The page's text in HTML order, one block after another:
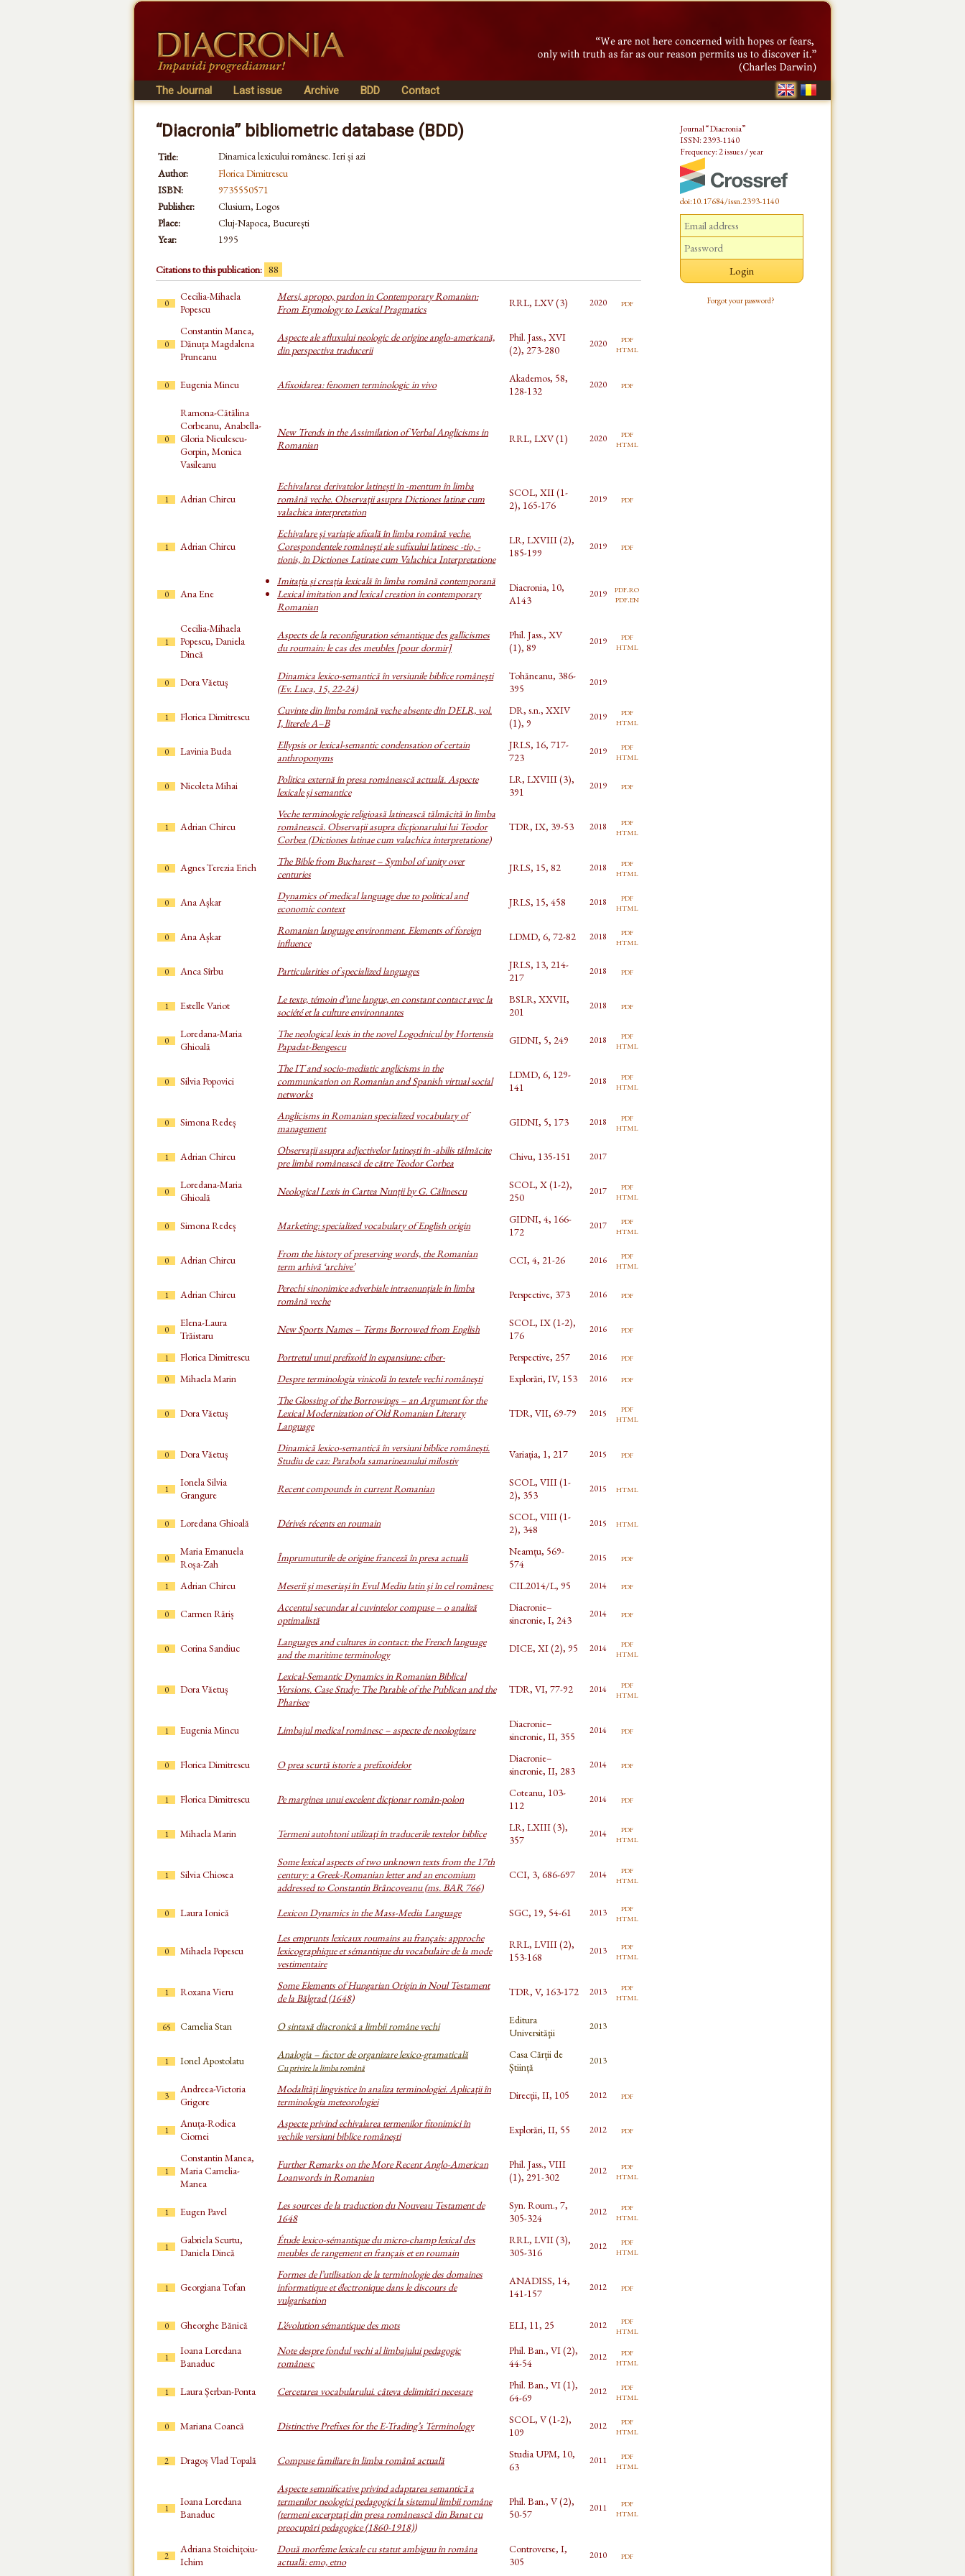
The Journal Last issue Archive BDD Contact
“Diacronia” bibliometric database (BDD)
Title:
Dinamica lexicului românesc. Ieri și azi
Author:
Florica Dimitrescu
ISBN:
9735550571
Publisher:
Clusium, Logos
Place:
Cluj-Napoca, București
Year:
1995
Citations to this publication: 88
0
Cecilia-Mihaela
Popescu
Mersi, apropo, pardon in Contemporary Romanian:
From Etymology to Lexical Pragmatics
RRL, LXV (3) 2020 pdf
0
Constantin Manea,
Dănuța Magdalena
Pruneanu
Aspecte ale afluxului neologic de origine anglo-americană,
din perspectiva traducerii
Phil. Jass., XVI
(2), 273-280
2020 pdf
html
0 Eugenia Mincu Afixoidarea: fenomen terminologic in vivo
Akademos, 58,
128-132
2020 pdf
0
Ramona-Cătălina
Corbeanu, Anabella-
Gloria Niculescu-
Gorpin, Monica
Vasileanu
New Trends in the Assimilation of Verbal Anglicisms in
Romanian
RRL, LXV (1) 2020 pdf
html
1 Adrian Chircu
Echivalarea derivatelor latinești în -mentum în limba
română veche. Observaţii asupra Dictiones latinæ cum
valachica interpretation
SCOL, XII (1-
2), 165-176
2019 pdf
1 Adrian Chircu
Echivalare şi variaţie afixală în limba română veche.
Corespondentele româneşti ale sufixului latinesc -tio, -
tionis, în Dictiones Latinae cum Valachica Interpretatione
LR, LXVIII (2),
185-199
2019 pdf
0 Ana Ene
Imitația și creația lexicală în limba română contemporană
Lexical imitation and lexical creation in contemporary
Romanian
Diacronia, 10,
A143
2019 pdf.ro
pdf.en
1
Cecilia-Mihaela
Popescu, Daniela
Dincă
Aspects de la reconfiguration sémantique des gallicismes
du roumain: le cas des meubles [pour dormir]
Phil. Jass., XV
(1), 89
2019 pdf
html
0 Dora Văetuș
Dinamica lexico-semantică în versiunile biblice româneşti
(Ev. Luca, 15, 22-24)
Tohăneanu, 386-
395
2019
1 Florica Dimitrescu
Cuvinte din limba română veche absente din DELR, vol.
I, literele A–B
DR, s.n., XXIV
(1), 9
2019 pdf
html
0 Lavinia Buda
Ellypsis or lexical-semantic condensation of certain
anthroponyms
JRLS, 16, 717-
723
2019 pdf
html
0 Nicoleta Mihai
Politica externă în presa românească actuală. Aspecte
lexicale şi semantice
LR, LXVIII (3),
391
2019 pdf
1 Adrian Chircu
Veche terminologie religioasă latinească tălmăcită în limba
românească. Observaţii asupra dicţionarului lui Teodor
Corbea (Dictiones latinae cum valachica interpretatione)
TDR, IX, 39-53 2018 pdf
html
0 Agnes Terezia Erich
The Bible from Bucharest – Symbol of unity over
centuries
JRLS, 15, 82 2018 pdf
html
0 Ana Așkar
Dynamics of medical language due to political and
economic context
JRLS, 15, 458 2018 pdf
html
0 Ana Așkar
Romanian language environment. Elements of foreign
influence
LDMD, 6, 72-82 2018 pdf
html
0 Anca Sîrbu Particularities of specialized languages
JRLS, 13, 214-
217
2018 pdf
1 Estelle Variot
Le texte, témoin d’une langue, en constant contact avec la
société et la culture environnantes
BSLR, XXVII,
201
2018 pdf
0
Loredana-Maria
Ghioală
The neological lexis in the novel Logodnicul by Hortensia
Papadat-Bengescu
GIDNI, 5, 249 2018 pdf
html
0 Silvia Popovici
The IT and socio-mediatic anglicisms in the
communication on Romanian and Spanish virtual social
networks
LDMD, 6, 129-
141
2018 pdf
html
0 Simona Redeș
Anglicisms in Romanian specialized vocabulary of
management
GIDNI, 5, 173 2018 pdf
html
1 Adrian Chircu
Observaţii asupra adjectivelor latineşti în -abilis tălmăcite
pre limbă românească de către Teodor Corbea
Chivu, 135-151 2017
0
Loredana-Maria
Ghioală
Neological Lexis in Cartea Nunţii by G. Călinescu
SCOL, X (1-2),
250
2017 pdf
html
0 Simona Redeș Marketing: specialized vocabulary of English origin
GIDNI, 4, 166-
172
2017 pdf
html
0 Adrian Chircu
From the history of preserving words, the Romanian
term arhivă ‘archive’
CCI, 4, 21-26 2016 pdf
html
1 Adrian Chircu
Perechi sinonimice adverbiale intraenunţiale în limba
română veche
Perspective, 373 2016 pdf
0
Elena-Laura
Trăistaru
New Sports Names – Terms Borrowed from English
SCOL, IX (1-2),
176
2016 pdf
1 Florica Dimitrescu Portretul unui prefixoid în expansiune: ciber- Perspective, 257 2016 pdf
0 Mihaela Marin Despre terminologia vinicolă în textele vechi româneşti Explorări, IV, 153 2016 pdf
0 Dora Văetuș
The Glossing of the Borrowings – an Argument for the
Lexical Modernization of Old Romanian Literary
Language
TDR, VII, 69-79 2015 pdf
html
0 Dora Văetuș
Dinamică lexico-semantică în versiuni biblice românești.
Studiu de caz: Parabola samarineanului milostiv
Variația, 1, 217 2015 pdf
1
Ionela Silvia
Grangure
Recent compounds in current Romanian
SCOL, VIII (1-
2), 353
2015 html
0 Loredana Ghioală Dérivés récents en roumain
SCOL, VIII (1-
2), 348
2015 html
0
Maria Emanuela
Roșa-Zah
Împrumuturile de origine franceză în presa actuală
Neamțu, 569-
574
2015 pdf
1 Adrian Chircu Meserii şi meseriaşi în Evul Mediu latin şi în cel românesc CIL2014/L, 95 2014 pdf
0 Carmen Răriș
Accentul secundar al cuvintelor compuse – o analiză
optimalistă
Diacronie–
sincronie, I, 243
2014 pdf
0 Corina Sandiuc
Languages and cultures in contact: the French language
and the maritime terminology
DICE, XI (2), 95 2014 pdf
html
0 Dora Văetuș
Lexical-Semantic Dynamics in Romanian Biblical
Versions. Case Study: The Parable of the Publican and the
Pharisee
TDR, VI, 77-92 2014 pdf
html
1 Eugenia Mincu Limbajul medical românesc – aspecte de neologizare
Diacronie–
sincronie, II, 355
2014 pdf
0 Florica Dimitrescu O prea scurtă istorie a prefixoidelor
Diacronie–
sincronie, II, 283
2014 pdf
1 Florica Dimitrescu Pe marginea unui excelent dicţionar român-polon
Coteanu, 103-
112
2014 pdf
1 Mihaela Marin Termeni autohtoni utilizaţi în traducerile textelor biblice
LR, LXIII (3),
357
2014 pdf
html
1 Silvia Chiosea
Some lexical aspects of two unknown texts from the 17th
century: a Greek-Romanian letter and an encomium
addressed to Constantin Brâncoveanu (ms. BAR 766)
CCI, 3, 686-697 2014 pdf
html
0 Laura Ionică Lexicon Dynamics in the Mass-Media Language SGC, 19, 54-61 2013 pdf
html
0 Mihaela Popescu
Les emprunts lexicaux roumains au français: approche
lexicographique et sémantique du vocabulaire de la mode
vestimentaire
RRL, LVIII (2),
153-168
2013 pdf
html
1 Roxana Vieru
Some Elements of Hungarian Origin in Noul Testament
de la Bălgrad (1648)
TDR, V, 163-172 2013 pdf
html
65 Camelia Stan O sintaxă diacronică a limbii române vechi
Editura
Universităţii
2013
1 Ionel Apostolatu Analogia – factor de organizare lexico-gramaticală
Cu privire la limba română
Casa Cărții de
Știință
2013
3
Andreea-Victoria
Grigore
Modalităţi lingvistice în analiza terminologiei. Aplicaţii în
terminologia meteorologiei
Direcții, II, 105 2012 pdf
1
Anuța-Rodica
Ciornei
Aspecte privind echivalarea termenilor fitonimici în
vechile versiuni biblice românești
Explorări, II, 55 2012 pdf
1
Constantin Manea,
Maria Camelia-
Manea
Further Remarks on the More Recent Anglo-American
Loanwords in Romanian
Phil. Jass., VIII
(1), 291-302
2012 pdf
html
1 Eugen Pavel
Les sources de la traduction du Nouveau Testament de
1648
Syn. Roum., 7,
305-324
2012 pdf
html
1
Gabriela Scurtu,
Daniela Dincă
Étude lexico-sémantique du micro-champ lexical des
meubles de rangement en français et en roumain
RRL, LVII (3),
305-316
2012 pdf
html
1 Georgiana Tofan
Formes de l’utilisation de la terminologie des domaines
informatique et électronique dans le discours de
vulgarisation
ANADISS, 14,
141-157
2012 pdf
0 Gheorghe Bănică L’évolution sémantique des mots ELI, 11, 25 2012 pdf
html
1
Ioana Loredana
Banaduc
Note despre fondul vechi al limbajului pedagogic
românesc
Phil. Ban., VI (2),
44-54
2012 pdf
html
1 Laura Șerban-Ponta Cercetarea vocabularului. câteva delimitări necesare
Phil. Ban., VI (1),
64-69
2012 pdf
html
0 Mariana Coancă Distinctive Prefixes for the E-Trading’s Terminology
SCOL, V (1-2),
109
2012 pdf
html
2 Dragoș Vlad Topală Compuse familiare în limba română actuală
Studia UPM, 10,
63
2011 pdf
html
1
Ioana Loredana
Banaduc
Aspecte semnificative privind adaptarea semantică a
termenilor neologici pedagogici la sistemul limbii române
(termeni excerptaţi din presa românească din Banat cu
preocupări pedagogice (1860-1918))
Phil. Ban., V (2),
50-57
2011 pdf
html
2
Adriana Stoichițoiu-
Ichim
Două morfeme lexicale cu statut ambiguu în româna
actuală: emo, etno
Controverse, I,
305
2010 pdf
Journal “Diacronia”
ISSN: 2393-1140
Frequency: 2 issues / year
doi:10.17684/issn.2393-1140
Forgot your password?